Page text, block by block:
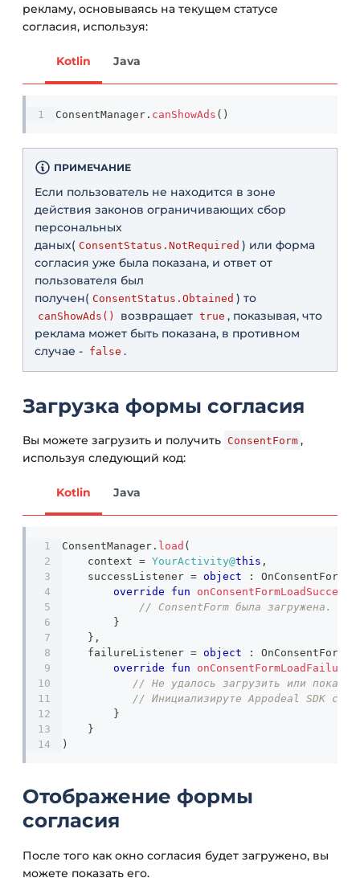
рекламу, основываясь на текущем статусе
согласия, используя:
Kotlin Java
ConsentManager . canShowAds ( )
ПРИМЕЧАНИЕ
Если пользователь не находится в зоне
действия законов ограничивающих сбор
персональных
даных( ConsentStatus.NotRequired ) или форма
согласия уже была показана, и ответ от
пользователя был
получен( ConsentStatus.Obtained ) то
canShowAds() возвращает true , показывая, что
реклама может быть показана, в противном
случае - false .
Загрузка формы согласия
Вы можете загрузить и получить ConsentForm ,
используя следующий код:
Kotlin Java
ConsentManager . load (
    context
= YourActivity@this ,
    successListener
= object :
override
fun onConsentFormLoadSuccess
// ConsentForm была загружена.
}
} ,
    failureListener
= object :
override
fun onConsentFormLoadFailure
// Не удалось загрузить или
// Инициализируте Appodeal SDK с
}
}
)
Отображение формы
согласия
После того как окно согласия будет загружено, вы
можете показать его.